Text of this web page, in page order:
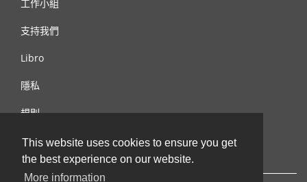
This website uses cookies to ensure you get
the best experience on our website.
More information
工作小組
支持我們
Libro
隱私
規則
連絡我們